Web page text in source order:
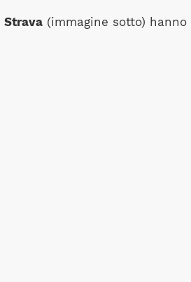
Strava (immagine sotto)